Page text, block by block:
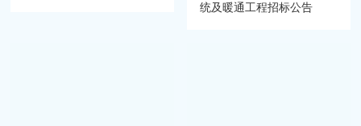
统及暖通工程招标公告